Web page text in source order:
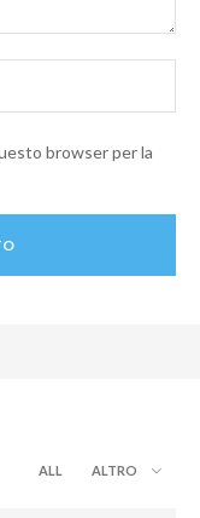
browser per la
ALL ALTRO